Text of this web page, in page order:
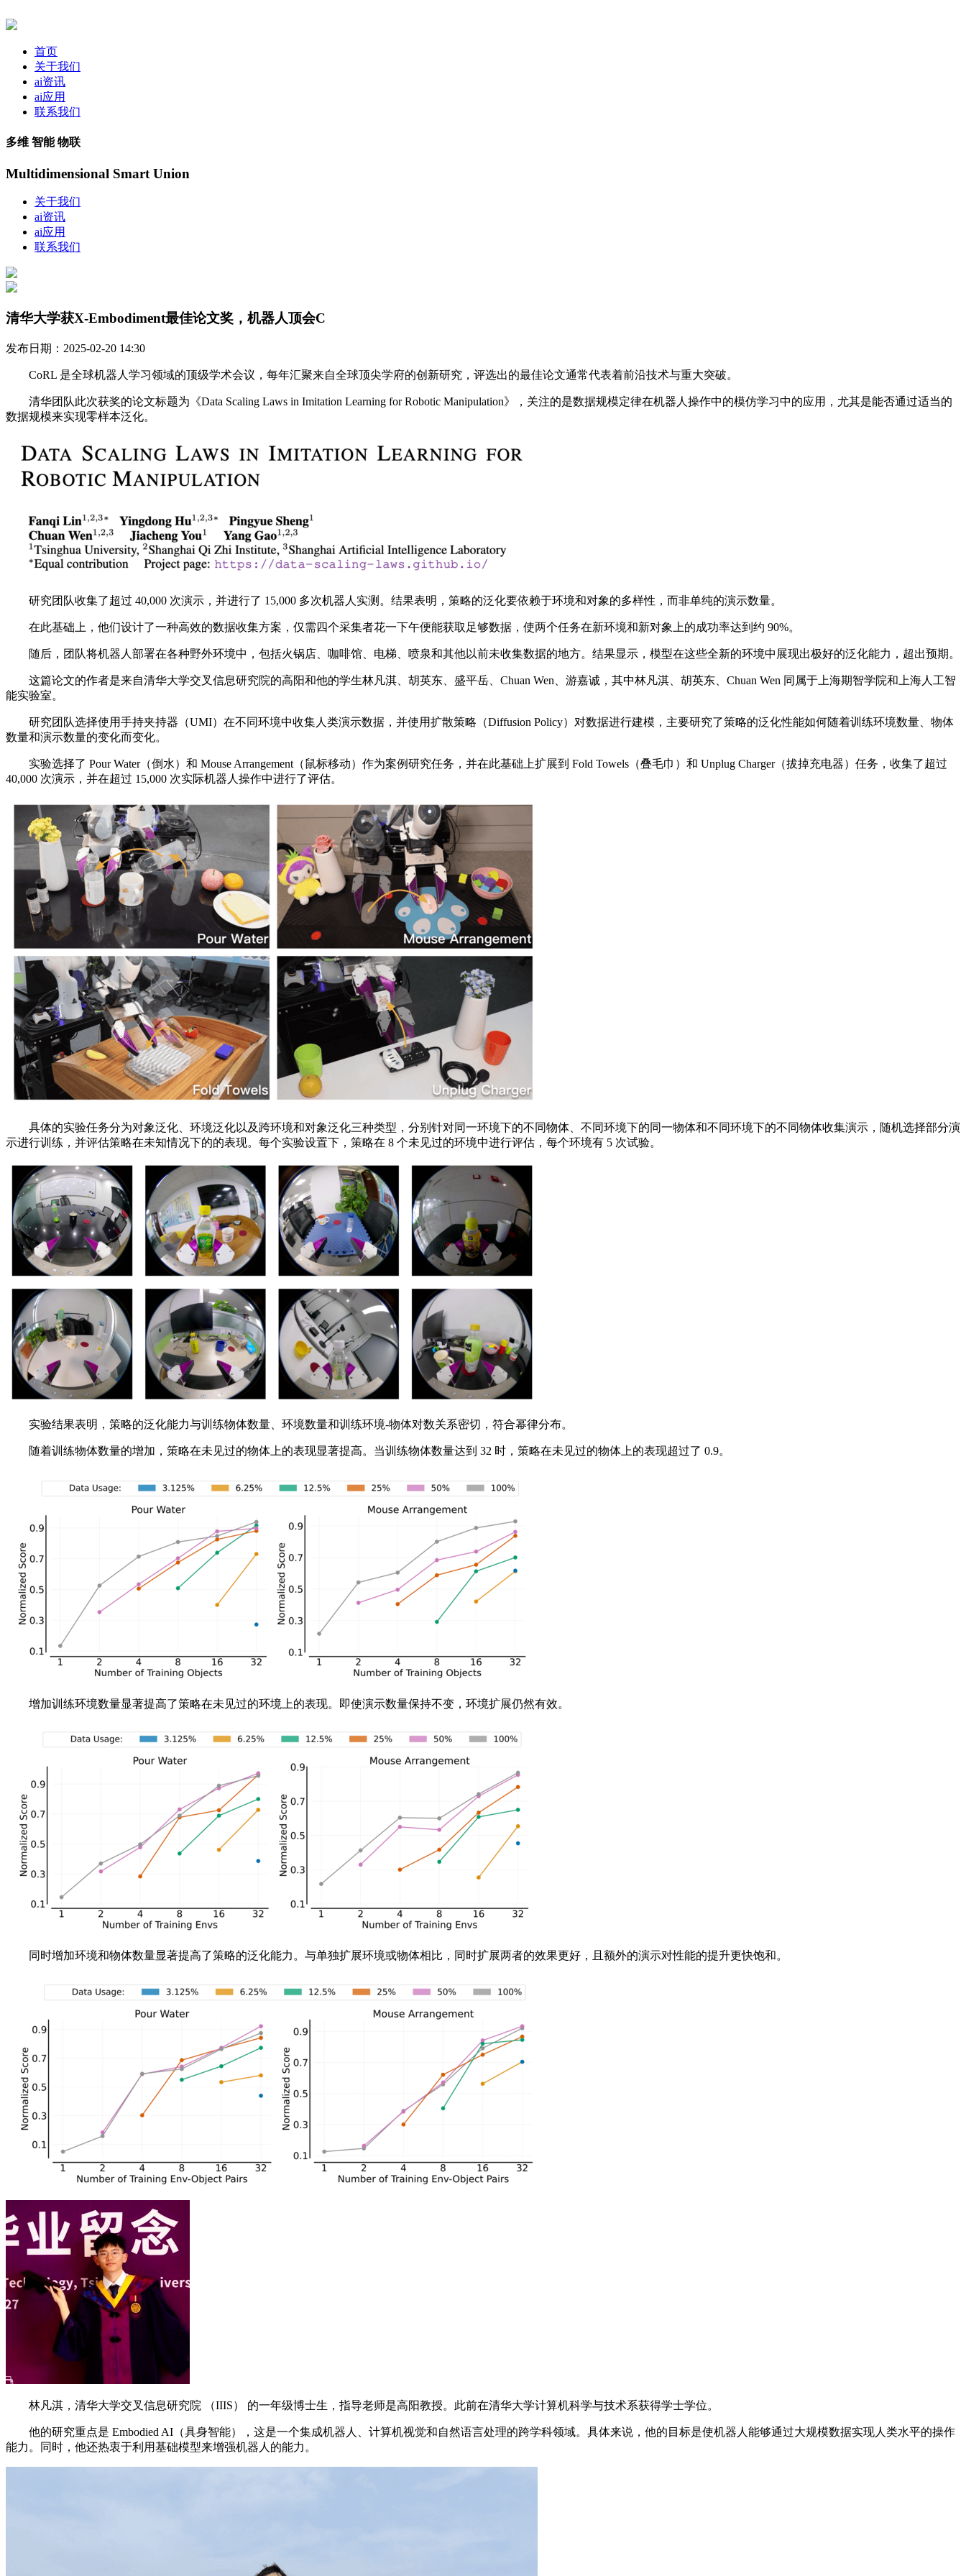
首页
关于我们
ai资讯
ai应用
联系我们
多维 智能 物联
Multidimensional Smart Union
关于我们
ai资讯
ai应用
联系我们
清华大学获X-Embodiment最佳论文奖，机器人顶会C
发布日期：2025-02-20 14:30
CoRL 是全球机器人学习领域的顶级学术会议，每年汇聚来自全球顶尖学府的创新研究，评选出的最佳论文通常代表着前沿技术与重大突破。
清华团队此次获奖的论文标题为《Data Scaling Laws in Imitation Learning for Robotic Manipulation》，关注的是数据规模定律在机器人操作中的模仿学习中的应用，尤其是能否通过适当的
数据规模来实现零样本泛化。
研究团队收集了超过 40,000 次演示，并进行了 15,000 多次机器人实测。结果表明，策略的泛化要依赖于环境和对象的多样性，而非单纯的演示数量。
在此基础上，他们设计了一种高效的数据收集方案，仅需四个采集者花一下午便能获取足够数据，使两个任务在新环境和新对象上的成功率达到约 90%。
随后，团队将机器人部署在各种野外环境中，包括火锅店、咖啡馆、电梯、喷泉和其他以前未收集数据的地方。结果显示，模型在这些全新的环境中展现出极好的泛化能力，超出预期。
这篇论文的作者是来自清华大学交叉信息研究院的高阳和他的学生林凡淇、胡英东、盛平岳、Chuan Wen、游嘉诚，其中林凡淇、胡英东、Chuan Wen 同属于上海期智学院和上海人工智
能实验室。
研究团队选择使用手持夹持器（UMI）在不同环境中收集人类演示数据，并使用扩散策略（Diffusion Policy）对数据进行建模，主要研究了策略的泛化性能如何随着训练环境数量、物体
数量和演示数量的变化而变化。
实验选择了 Pour Water（倒水）和 Mouse Arrangement（鼠标移动）作为案例研究任务，并在此基础上扩展到 Fold Towels（叠毛巾）和 Unplug Charger（拔掉充电器）任务，收集了超过
40,000 次演示，并在超过 15,000 次实际机器人操作中进行了评估。
具体的实验任务分为对象泛化、环境泛化以及跨环境和对象泛化三种类型，分别针对同一环境下的不同物体、不同环境下的同一物体和不同环境下的不同物体收集演示，随机选择部分演
示进行训练，并评估策略在未知情况下的的表现。每个实验设置下，策略在 8 个未见过的环境中进行评估，每个环境有 5 次试验。
实验结果表明，策略的泛化能力与训练物体数量、环境数量和训练环境-物体对数关系密切，符合幂律分布。
随着训练物体数量的增加，策略在未见过的物体上的表现显著提高。当训练物体数量达到 32 时，策略在未见过的物体上的表现超过了 0.9。
增加训练环境数量显著提高了策略在未见过的环境上的表现。即使演示数量保持不变，环境扩展仍然有效。
同时增加环境和物体数量显著提高了策略的泛化能力。与单独扩展环境或物体相比，同时扩展两者的效果更好，且额外的演示对性能的提升更快饱和。
林凡淇，清华大学交叉信息研究院 （IIIS） 的一年级博士生，指导老师是高阳教授。此前在清华大学计算机科学与技术系获得学士学位。
他的研究重点是 Embodied AI（具身智能），这是一个集成机器人、计算机视觉和自然语言处理的跨学科领域。具体来说，他的目标是使机器人能够通过大规模数据实现人类水平的操作
能力。同时，他还热衷于利用基础模型来增强机器人的能力。